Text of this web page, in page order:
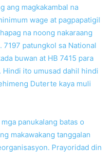
ang magkakambal na
wage at pagpapatigil
na noong nakaraang
7197 patungkol sa National
buwan at HB 7415 para
Hindi ito umusad dahil hindi
Duterte kaya muli
panukalang batas o
makawakang tanggalan
Prayoridad din